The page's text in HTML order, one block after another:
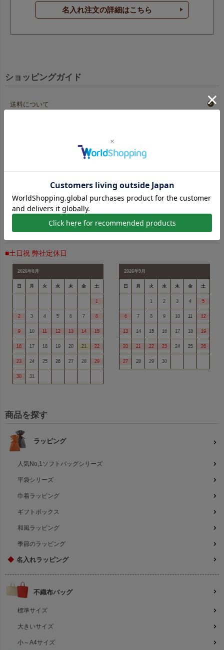
ワイン以外にも、誕生日や記念日の贈り物、季節イベント、
手土産などに。
ボトルのラッピングに
中身サイズ：W4×H20cm（1
関連キーワード：ラッピング,平袋,無地
名入れ注文の詳細はこちら
ショッピングガイド
送料について
ショッピングガイドページはこちら
営業日カレンダー
■土日祝 弊社定休日
2026年8月
日 月 火 水 木 金 土
1
2 3 4 5 6 7 8
9 10 11 12 13 14 15
16 17 18 19 20 21 22
23 24 25 26 27 28 29
30 31
2026年9月
日 月 火 水 木 金 土
1 2 3 4 5
6 7 8 9 10 11 12
13 14 15 16 17 18 19
20 21 22 23 24 25 26
27 28 29 30
商品を探す
ラッピング
人気No,1ソフトバッグシリーズ
平袋シリーズ
巾着ラッピング
ギフトボックス
和風ラッピング
季節のラッピング
◆ 名入れラッピング
不織布バッグ
標準サイズ
大きいサイズ
小～A4サイズ